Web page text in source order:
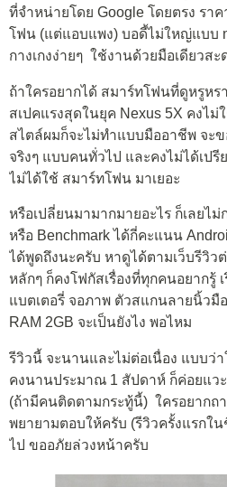
ที่จำหน่ายโดย Google โดยตรง รา
โฟน (แต่แอบแพง) บอดี้ไม่ใหญ่แบบ
กางเกงง่ายๆ ใช้งานด้วยมือเดียวสะ
ถ้าใครอยากได้ สมาร์ทโฟนที่ดูหรูหร
สเปคแรงสุดในยุค Nexus 5X คงไ
สไตล์ผมก็จะไม่ทำแบบมืออาชีพ จะข
จริงๆ แบบคนทั่วไป และคงไม่ได้เปรี
ไม่ได้ใช้ สมาร์ทโฟน มาเยอะ
หรือเปลี่ยนมามากมายอะไร ก็เลยไม่
หรือ Benchmark ได้กี่คะแนน
ได้พูดถึงนะครับ หาดูได้ตามเว็บรีวิว
หลักๆ ก็คงโฟกัสเรื่องที่ทุกคนอยากรู้ เ
แบตเตอรี่ จอภาพ ตัวสแกนลายนิ้วมื
RAM 2GB จะเป็นยังไง พอไหม
รีวิวนี้ จะนานและไม่ต่อเนื่อง แบบว่
คงนานประมาณ 1 สัปดาห์ ก็ค่อยแว
(ถ้ามีคนติดตามกระทู้นี้) ใครอยากถ
พยายามตอบให้ครับ (รีวิวครั้งแรกใ
ไป ขออภัยล่วงหน้าครับ